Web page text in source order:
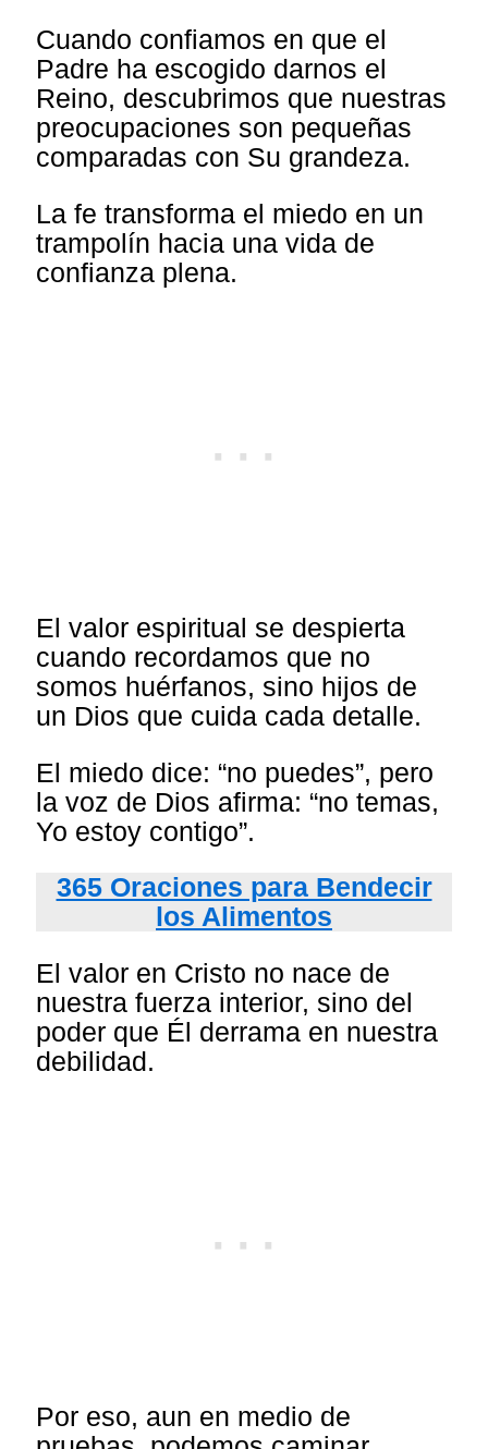
Cuando confiamos en que el
Padre ha escogido darnos el
Reino, descubrimos que nuestras
preocupaciones son pequeñas
comparadas con Su grandeza.
La fe transforma el miedo en un
trampolín hacia una vida de
confianza plena.
El valor espiritual se despierta
cuando recordamos que no
somos huérfanos, sino hijos de
un Dios que cuida cada detalle.
El miedo dice: “no puedes”, pero
la voz de Dios afirma: “no temas,
Yo estoy contigo”.
365 Oraciones para Bendecir
los Alimentos
El valor en Cristo no nace de
nuestra fuerza interior, sino del
poder que Él derrama en nuestra
debilidad.
Por eso, aun en medio de